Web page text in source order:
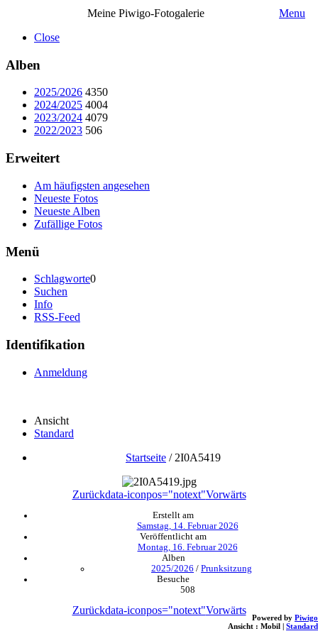
Meine Piwigo-Fotogalerie
Menu
Close
Alben
2025/2026 4350
2024/2025 4004
2023/2024 4079
2022/2023 506
Erweitert
Am häufigsten angesehen
Neueste Fotos
Neueste Alben
Zufällige Fotos
Menü
Schlagworte0
Suchen
Info
RSS-Feed
Identifikation
Anmeldung
Ansicht
Standard
Startseite / 2I0A5419
Zurückdata-iconpos="notext"Vorwärts
Erstellt am
Samstag, 14. Februar 2026
Veröffentlicht am
Montag, 16. Februar 2026
Alben
2025/2026 / Prunksitzung
Besuche
508
Zurückdata-iconpos="notext"Vorwärts
Powered by Piwigo
Ansicht : Mobil | Standard